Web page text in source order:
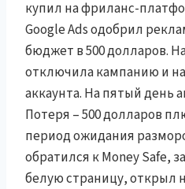
купил на фриланс-
Google Ads одобрил
бюджет в 500 долларов.
отключила кампанию и
аккаунта. На пятый день
Потеря – 500 долларов
период ожидания
обратился к Money Safe,
белую страницу, открыл